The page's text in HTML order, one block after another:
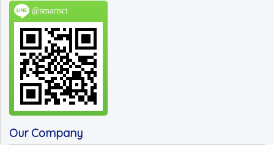
@smartsci
Our Company